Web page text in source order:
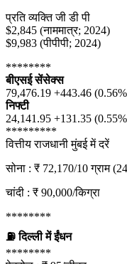
प्रति व्यक्ति जी डी पी
$2,845 (नाममात्र; 2024)
$9,983 (पीपीपी; 2024)
********
बीएसई सेंसेक्स
79,476.19 +443.46
निफ्टी
24,141.95 +131.35
*********
वित्तीय राजधानी मुंबई में दरें
सोना : ₹ 72,170/10 ग्राम
चांदी : ₹ 90,000/किग्रा
********
⛽ दिल्ली में ईंधन
********